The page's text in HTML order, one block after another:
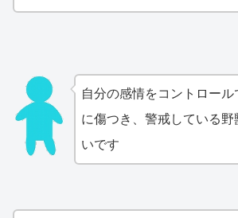
自分の感情をコントロー
に傷つき、警戒している野
いです